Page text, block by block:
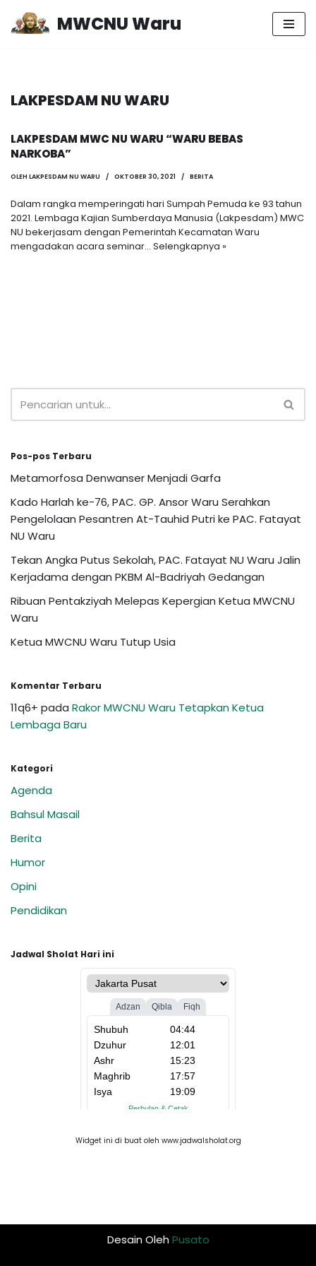
Lompat
MWCNU Waru
LAKPESDAM NU WARU
LAKPESDAM MWC NU WARU “WARU BEBAS
NARKOBA”
OLEH LAKPESDAM NU WARU OKTOBER 30, 2021 BERITA
Dalam rangka memperingati hari Sumpah Pemuda ke 93 tahun
2021. Lembaga Kajian Sumberdaya Manusia (Lakpesdam) MWC
NU bekerjasam dengan Pemerintah Kecamatan Waru
mengadakan acara seminar… Selengkapnya »
Pos-pos Terbaru
Metamorfosa Denwanser Menjadi Garfa
Kado Harlah ke-76, PAC. GP. Ansor Waru Serahkan
Pengelolaan Pesantren At-Tauhid Putri ke PAC. Fatayat
NU Waru
Tekan Angka Putus Sekolah, PAC. Fatayat NU Waru Jalin
Kerjadama dengan PKBM Al-Badriyah Gedangan
Ribuan Pentakziyah Melepas Kepergian Ketua MWCNU
Waru
Ketua MWCNU Waru Tutup Usia
Komentar Terbaru
11q6+ pada Rakor MWCNU Waru Tetapkan Ketua
Lembaga Baru
Kategori
Agenda
Bahsul Masail
Berita
Humor
Opini
Pendidikan
Jadwal Sholat Hari ini
Widget ini di buat oleh www.jadwalsholat.org
Desain OlehPusato